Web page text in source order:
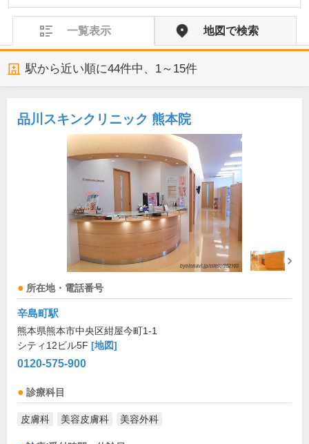
一覧表示 地図で検索
駅から近い順に44件中、 1～15件
品川スキンクリニック 熊本院
所在地・電話番号
辛島町駅
熊本県熊本市中央区紺屋今町1-1
シティ12ビル5F [地図]
0120-575-900
診療科目
皮膚科 美容皮膚科 美容外科